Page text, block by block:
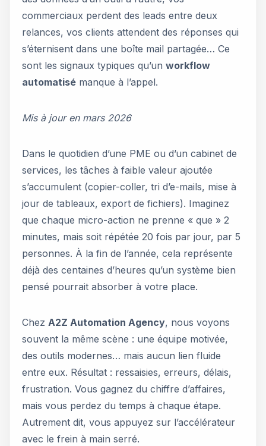
commerciaux perdent des leads entre deux
relances, vos clients attendent des réponses qui
s’éternisent dans une boîte mail partagée… Ce
sont les signaux typiques qu’un workflow
automatisé manque à l’appel.
Mis à jour en mars 2026
Dans le quotidien d’une PME ou d’un cabinet de
services, les tâches à faible valeur ajoutée
s’accumulent (copier-coller, tri d’e-mails, mise à
jour de tableaux, export de fichiers). Imaginez
que chaque micro-action ne prenne « que » 2
minutes, mais soit répétée 20 fois par jour, par 5
personnes. À la fin de l’année, cela représente
déjà des centaines d’heures qu’un système bien
pensé pourrait absorber à votre place.
Chez A2Z Automation Agency, nous voyons
souvent la même scène : une équipe motivée,
des outils modernes… mais aucun lien fluide
entre eux. Résultat : ressaisies, erreurs, délais,
frustration. Vous gagnez du chiffre d’affaires,
mais vous perdez du temps à chaque étape.
Autrement dit, vous appuyez sur l’accélérateur
avec le frein à main serré.